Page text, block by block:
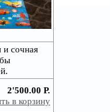
и сочная
2'500.00 Р.
в корзину